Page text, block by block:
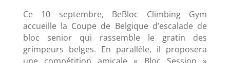
Ce 10 septembre, BeBloc Climbing Gym
accueille la Coupe de Belgique d’escalade de
bloc senior qui rassemble le gratin des
grimpeurs belges. En parallèle, il proposera